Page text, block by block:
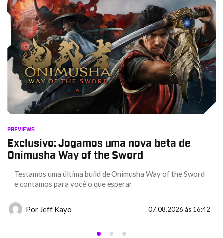
PREVIEWS
Exclusivo: Jogamos uma nova beta de
Onimusha Way of the Sword
Testamos uma última build de Onimusha Way of the Sword
e contamos para você o que esperar
Por Jeff Kayo 07.08.2026 às 16:42